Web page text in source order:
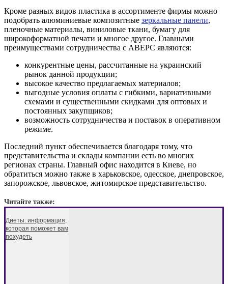
Кроме разных видов пластика в ассортименте фирмы можно
подобрать алюминиевые композитные зеркальные панели,
пленочные материалы, виниловые ткани, бумагу для
широкоформатной печати и многое другое. Главными
преимуществами сотрудничества с АВЕРС являются:
конкурентные цены, рассчитанные на украинский
рынок данной продукции;
высокое качество предлагаемых материалов;
выгодные условия оплаты с гибкими, вариативными
схемами и существенными скидками для оптовых и
постоянных закупщиков;
возможность сотрудничества и поставок в оперативном
режиме.
Последний пункт обеспечивается благодаря тому, что
представительства и склады компании есть во многих
регионах страны. Главный офис находится в Киеве, но
обратиться можно также в харьковское, одесское, днепровское,
запорожское, львовское, житомирское представительство.
Читайте также:
Диеты: информация,
которая поможет вам
похудеть